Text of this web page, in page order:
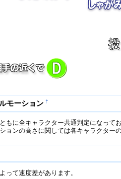
モーション †
もに全キャラクター共通判定になって
ョンの高さに関しては各キャラクター
って速度差があります。